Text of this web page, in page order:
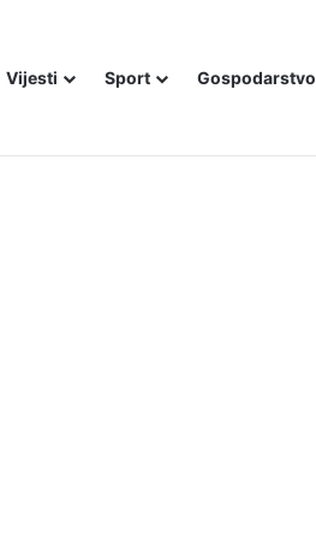
Vijesti Sport Gospodarstvo